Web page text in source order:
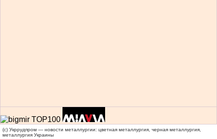
(c) Укррудпром — новости металлургии: цветная металлургия, черная металлургия,
металлургия Украины